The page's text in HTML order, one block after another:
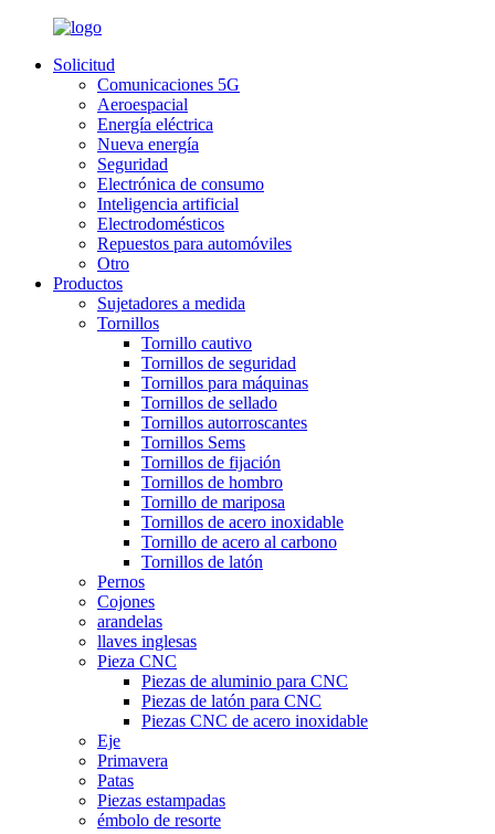
Solicitud
Comunicaciones 5G
Aeroespacial
Energía eléctrica
Nueva energía
Seguridad
Electrónica de consumo
Inteligencia artificial
Electrodomésticos
Repuestos para automóviles
Otro
Productos
Sujetadores a medida
Tornillos
Tornillo cautivo
Tornillos de seguridad
Tornillos para máquinas
Tornillos de sellado
Tornillos autorroscantes
Tornillos Sems
Tornillos de fijación
Tornillos de hombro
Tornillo de mariposa
Tornillos de acero inoxidable
Tornillo de acero al carbono
Tornillos de latón
Pernos
Cojones
arandelas
llaves inglesas
Pieza CNC
Piezas de aluminio para CNC
Piezas de latón para CNC
Piezas CNC de acero inoxidable
Eje
Primavera
Patas
Piezas estampadas
émbolo de resorte